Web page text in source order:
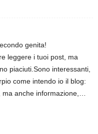
genita!
leggere i tuoi post, ma
piaciuti.Sono interessanti,
come intendo io il blog:
anche informazione,…